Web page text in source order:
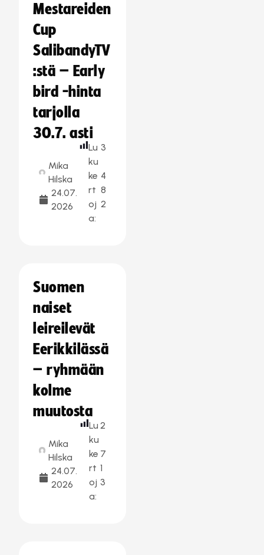
Mestareiden
Cup
SalibandyTV
:stä – Early
bird -hinta
tarjolla
30.7. asti
Mika
Hilska
24.07.
2026
Lu
ku
ke
rt
oj
a:
3
4
8
2
Suomen
naiset
leireilevät
Eerikkilässä
– ryhmään
kolme
muutosta
Mika
Hilska
24.07.
2026
Lu
ku
ke
rt
oj
a:
2
7
1
3